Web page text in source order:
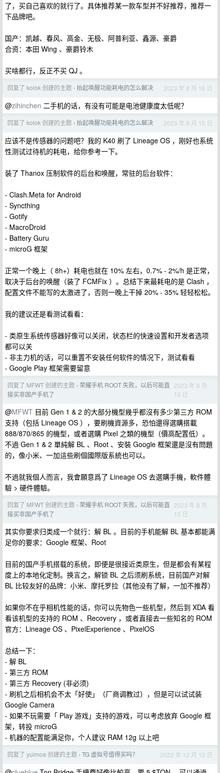
了，买自己喜欢的就行了。具体推荐某一款车型并不好推荐，推荐一
下品牌吧。
国产：凯越、春风、高金、无极、阿普利亚、鑫源、豪爵
合资：本田 Wing 、豪爵铃木
买啥都行，反正不买 QJ 。
回复了 kolok 创建的主题 › 抬起唤醒功能耗电的怎么解决 2023 年 8 月 16 日
@zihinchen 二手机的话，有没有可能是电池健康度太低呢？
回复了 kolok 创建的主题 › 抬起唤醒功能耗电的怎么解决 2023 年 8 月 15 日
应该不是传感器的问题吧？我的 K40 刷了 Lineage OS ，刚好也系统
性测试过待机的耗电，给你参考一下。
装了 Thanox 压制软件的后台和唤醒，常驻的后台软件：
- Clash.Meta for Android
- Syncthing
- Gotify
- MacroDroid
- Battery Guru
- microG 框架
正常一个晚上（ 8h+）耗电也就在 10% 左右，0.7% - 2%/h 是正常，
取决于后台的唤醒（装了 FCMFix ）。总结下来最耗电的是 Clash ，
配置文件不能写的太激进了，否则一晚上干掉 20% - 35% 轻轻松松。
我的建议还是看测试看看：
- 类原生系统传感器好像可以关闭，状态栏的快速设置和开发者选项
都可以关
- 非主力机的话，可以重置不安装任何软件的情况下，测试看看
- Google Play 框架需要留意
回复了 MFWT 创建的主题 › 荣耀手机 ROOT 失败，以后可能直
接买非国产手机了
2023 年 8 月
10 日
@MFWT 目前 Gen 1 & 2 的大部分機型幾乎都沒有多少第三方 ROM
支持（包括 Lineage OS ），要刷機資源多，恐怕還得選購搭載
888/870/865 的機型，或者選購 Pixel 之類的機型（價高配置低）。
不過 Gen 1 & 2 單純解 BL 、Root 、安裝 Google 框架還是沒有問題
的，像小米、一加這些刷個國際版系統也可以。
不過就我個人而言，我會願意爲了 Lineage OS 去選購手機，軟件體
驗 > 硬件體驗。
回复了 MFWT 创建的主题 › 荣耀手机 ROOT 失败，以后可能直
接买非国产手机了
2023 年 8 月
10 日
其实你要求归类成一个就行：解 BL 。目前的手机能解 BL 基本都能满
足你的要求：Google 框架、Root
目前的国产手机搭载的系统，即便是很接近类原生，但是都会有某程
度上的本地化定制。换言之，解锁 BL 之后须刷系统，目前国产对解
BL 比较友好的品牌：小米、摩托罗拉（其他没有了解，一加不推荐）
如果你不在乎相机性能的话，你可以先物色一些机型，然后到 XDA 看
看该机型的支持的 ROM 、Recovery ，或者直接去一些知名的 ROM
官方：Lineage OS 、PixelExperience 、PixelOS
总结一下：
- 解 BL
- 第三方 ROM
- 第三方 Recovery (非必须)
- 刷机之后相机会不太「好使」（厂商调教过），但是可以试试装
Google Camera
- 如果不玩需要「 Play 游戏」支持的游戏，可以考虑放弃 Google 框
架，转投 microG
- 机器的配置能满足你，个人建议 RAM 12g 以上吧
回复了 yuimoa 创建的主题 › TG 虚拟号值得买吗？ 2022 年 12 月 13 日